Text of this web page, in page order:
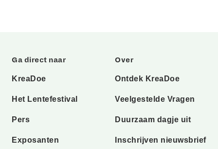
Ga direct naar
KreaDoe
Het Lentefestival
Pers
Exposanten
Over
Ontdek KreaDoe
Veelgestelde Vragen
Duurzaam dagje uit
Inschrijven nieuwsbrief